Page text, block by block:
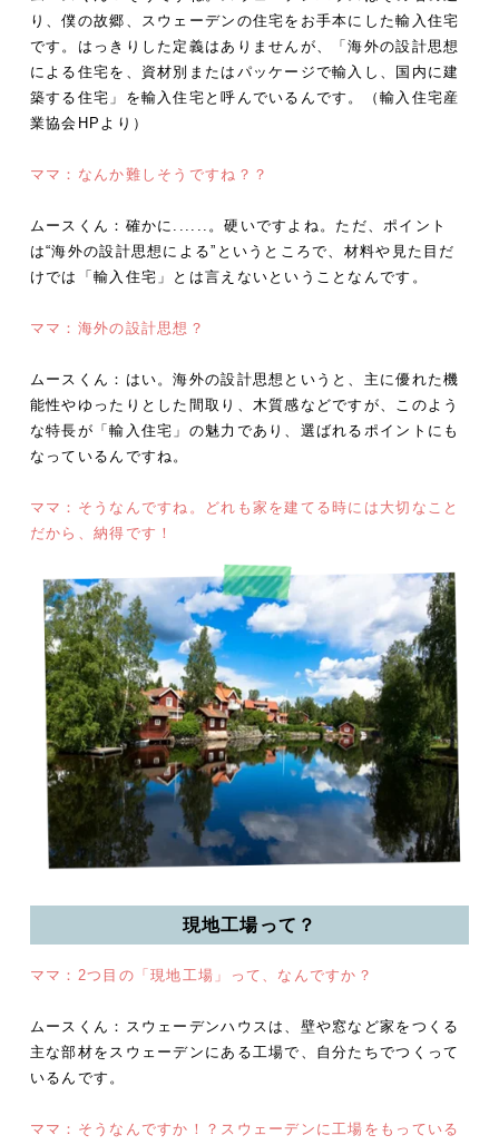
り、僕の故郷、スウェーデンの住宅をお手本にした輸入住宅
です。はっきりした定義はありませんが、「海外の設計思想
による住宅を、資材別またはパッケージで輸入し、国内に建
築する住宅」を輸入住宅と呼んでいるんです。（輸入住宅産
業協会HPより）
ママ：なんか難しそうですね？？
ムースくん：確かに......。硬いですよね。ただ、ポイント
は“海外の設計思想による”というところで、材料や見た目だ
けでは「輸入住宅」とは言えないということなんです。
ママ：海外の設計思想？
ムースくん：はい。海外の設計思想というと、主に優れた機
能性やゆったりとした間取り、木質感などですが、このよう
な特長が「輸入住宅」の魅力であり、選ばれるポイントにも
なっているんですね。
ママ：そうなんですね。どれも家を建てる時には大切なこと
だから、納得です！
現地工場って？
ママ：2つ目の「現地工場」って、なんですか？
ムースくん：スウェーデンハウスは、壁や窓など家をつくる
主な部材をスウェーデンにある工場で、自分たちでつくって
いるんです。
ママ：そうなんですか！？スウェーデンに工場をもっている